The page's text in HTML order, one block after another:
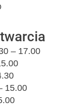
– 17.00
15.00